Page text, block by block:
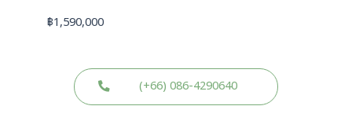
฿1,590,000
(+66) 086-4290640